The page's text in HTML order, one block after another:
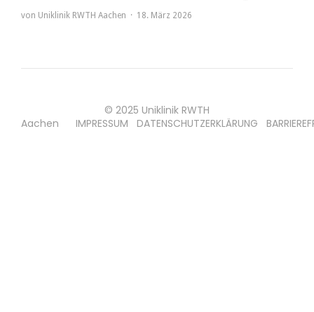
von Uniklinik RWTH Aachen 18. März 2026
© 2025 Uniklinik RWTH
Aachen IMPRESSUM DATENSCHUTZERKLÄRUNG